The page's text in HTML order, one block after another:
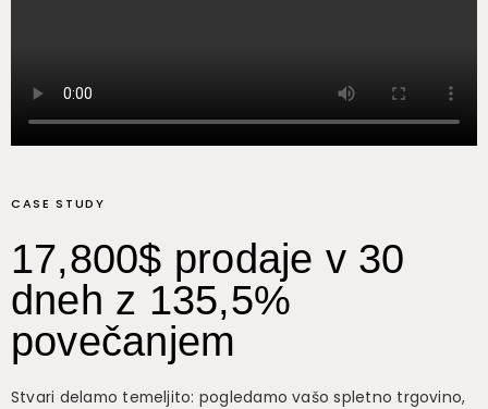
CASE STUDY
17,800$ prodaje v 30
dneh z 135,5%
povečanjem
Stvari delamo temeljito: pogledamo vašo spletno trgovino,